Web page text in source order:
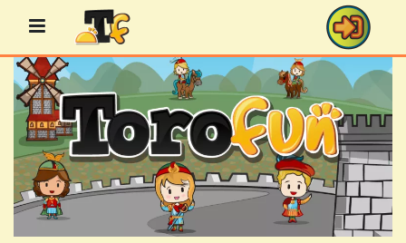
JUEGOS
DE
BINGO
Saltar
al
contenido